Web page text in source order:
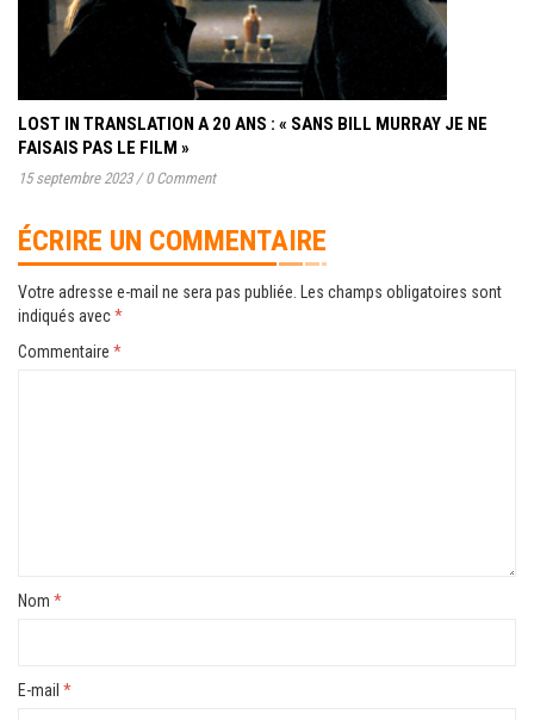
LOST IN TRANSLATION A 20 ANS : « SANS BILL MURRAY JE NE
FAISAIS PAS LE FILM »
15 septembre 2023 / 0 Comment
ÉCRIRE UN COMMENTAIRE
Votre adresse e-mail ne sera pas publiée.
Les champs obligatoires sont
indiqués avec*
Commentaire *
Nom *
E-mail *